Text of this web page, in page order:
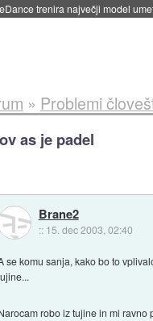
strani začele streči oglase
» Problemi
as je padel
Brane2
:: 15. dec 2003, 02:40
se komu sanja, kako bo to
robo iz tujine in mi ravno